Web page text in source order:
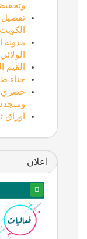
تفصيل
مدونة
الولائي
القيم
حناء
حصري
ومتجدد
اوراق
اعلان